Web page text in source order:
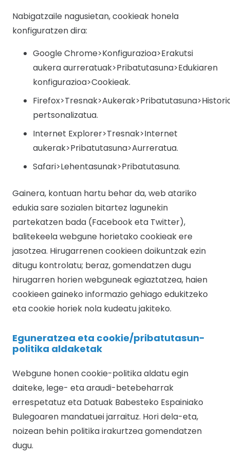
Nabigatzaile nagusietan, cookieak honela
konfiguratzen dira:
Google Chrome>Konfigurazioa>Erakutsi
aukera aurreratuak>Pribatutasuna>Edukiaren
konfigurazioa>Cookieak.
pertsonalizatua.
Internet Explorer>Tresnak>Internet
aukerak>Pribatutasuna>Aurreratua.
Safari>Lehentasunak>Pribatutasuna.
Gainera, kontuan hartu behar da, web atariko
edukia sare sozialen bitartez lagunekin
partekatzen bada (Facebook eta Twitter),
balitekeela webgune horietako cookieak ere
jasotzea. Hirugarrenen cookieen doikuntzak ezin
ditugu kontrolatu; beraz, gomendatzen dugu
hirugarren horien webguneak egiaztatzea, haien
cookieen gaineko informazio gehiago edukitzeko
eta cookie horiek nola kudeatu jakiteko.
Eguneratzea eta cookie/pribatutasun-
politika aldaketak
Webgune honen cookie-politika aldatu egin
daiteke, lege- eta araudi-betebeharrak
errespetatuz eta Datuak Babesteko Espainiako
Bulegoaren mandatuei jarraituz. Hori dela-eta,
noizean behin politika irakurtzea gomendatzen
dugu.